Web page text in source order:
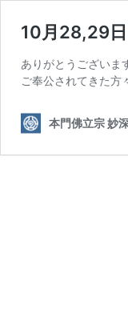
10月28,29
ありがとうございま
ご奉公されてきた
本門佛立宗 妙